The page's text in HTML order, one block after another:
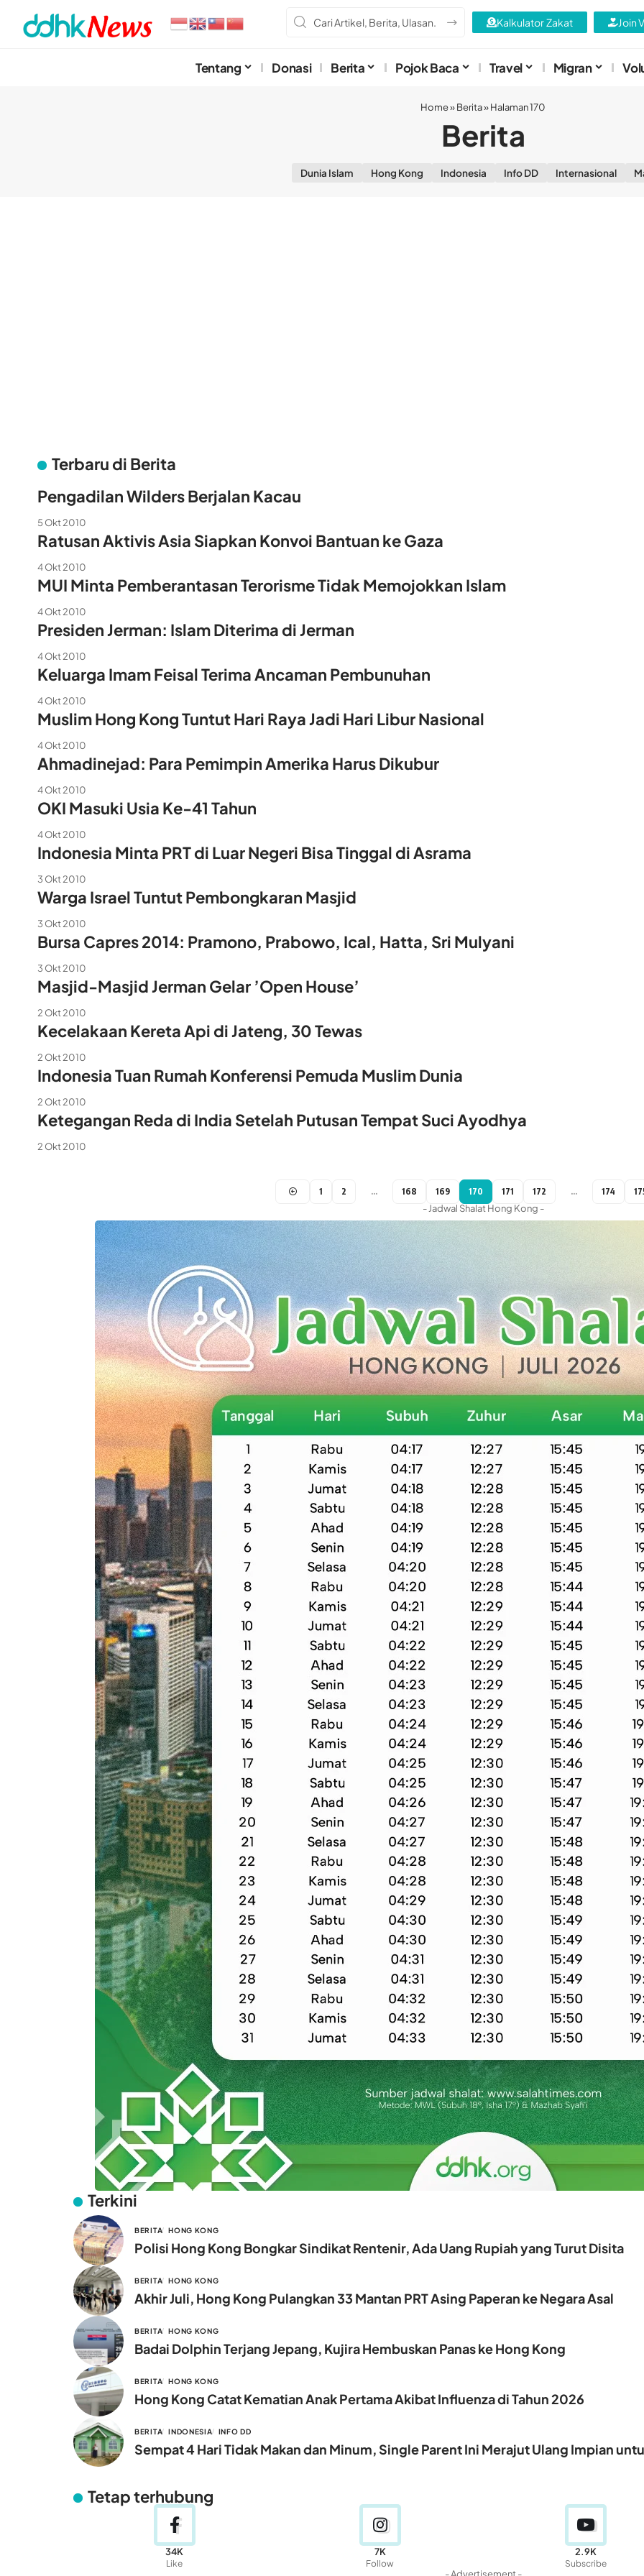
Kalkulator Zakat Join
Tentang Donasi Berita Pojok Baca Travel Migran
Home»Berita»Halaman 170
Berita
Dunia Islam Hong Kong Indonesia Info DD Internasional
Terbaru di Berita
Pengadilan Wilders Berjalan Kacau
5 Okt 2010
Ratusan Aktivis Asia Siapkan Konvoi Bantuan ke Gaza
4 Okt 2010
MUI Minta Pemberantasan Terorisme Tidak Memojokkan Islam
4 Okt 2010
Presiden Jerman: Islam Diterima di Jerman
4 Okt 2010
Keluarga Imam Feisal Terima Ancaman Pembunuhan
4 Okt 2010
Muslim Hong Kong Tuntut Hari Raya Jadi Hari Libur Nasional
4 Okt 2010
Ahmadinejad: Para Pemimpin Amerika Harus Dikubur
4 Okt 2010
OKI Masuki Usia Ke-41 Tahun
4 Okt 2010
Indonesia Minta PRT di Luar Negeri Bisa Tinggal di Asrama
3 Okt 2010
Warga Israel Tuntut Pembongkaran Masjid
3 Okt 2010
Bursa Capres 2014: Pramono, Prabowo, Ical, Hatta, Sri Mulyani
3 Okt 2010
Masjid-Masjid Jerman Gelar ’Open House’
2 Okt 2010
Kecelakaan Kereta Api di Jateng, 30 Tewas
2 Okt 2010
Indonesia Tuan Rumah Konferensi Pemuda Muslim Dunia
2 Okt 2010
Ketegangan Reda di India Setelah Putusan Tempat Suci Ayodhya
2 Okt 2010
1 2 … 168 169 170 171 172 … 174
- Jadwal Shalat Hong Kong -
Terkini
BERITA HONG KONG
Polisi Hong Kong Bongkar Sindikat Rentenir, Ada Uang Rupiah yang Turut Disita
BERITA HONG KONG
Akhir Juli, Hong Kong Pulangkan 33 Mantan PRT Asing Paperan ke Negara Asal
BERITA HONG KONG
Badai Dolphin Terjang Jepang, Kujira Hembuskan Panas ke Hong Kong
BERITA HONG KONG
Hong Kong Catat Kematian Anak Pertama Akibat Influenza di Tahun 2026
BERITA INDONESIA INFO DD
Sempat 4 Hari Tidak Makan dan Minum, Single Parent Ini Merajut Ulang Impian
Tetap terhubung
34K
Like
7K
Follow
2.9K
Subscribe